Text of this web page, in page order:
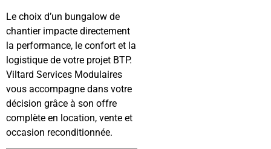
Le choix d’un bungalow de
chantier impacte directement
la performance, le confort et la
logistique de votre projet BTP.
Viltard Services Modulaires
vous accompagne dans votre
décision grâce à son offre
complète en location, vente et
occasion reconditionnée.